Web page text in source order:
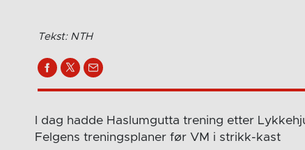
Tekst: NTH
I dag hadde Haslumgutta trening etter
Felgens treningsplaner før VM i strikk-kast